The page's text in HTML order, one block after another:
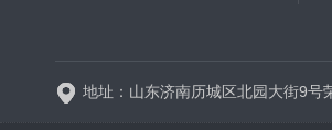
地址：山东济南历城区北园大街9号